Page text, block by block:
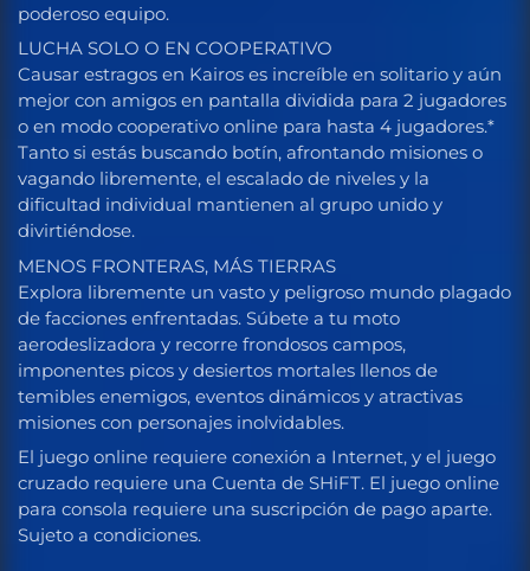
poderoso equipo.
LUCHA SOLO O EN COOPERATIVO
Causar estragos en Kairos es increíble en solitario y aún
mejor con amigos en pantalla dividida para 2 jugadores
o en modo cooperativo online para hasta 4 jugadores.*
Tanto si estás buscando botín, afrontando misiones o
vagando libremente, el escalado de niveles y la
dificultad individual mantienen al grupo unido y
divirtiéndose.
MENOS FRONTERAS, MÁS TIERRAS
Explora libremente un vasto y peligroso mundo plagado
de facciones enfrentadas. Súbete a tu moto
aerodeslizadora y recorre frondosos campos,
imponentes picos y desiertos mortales llenos de
temibles enemigos, eventos dinámicos y atractivas
misiones con personajes inolvidables.
El juego online requiere conexión a Internet, y el juego
cruzado requiere una Cuenta de SHiFT. El juego online
para consola requiere una suscripción de pago aparte.
Sujeto a condiciones.